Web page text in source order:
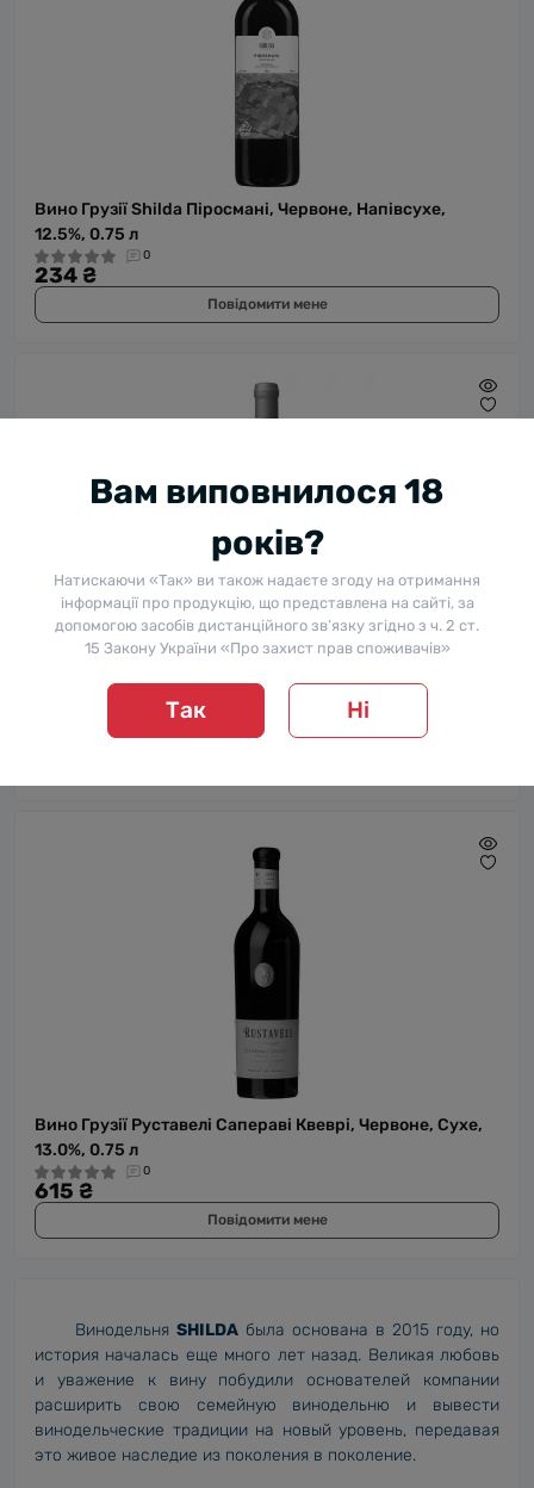
Вино Грузії Shilda Піросмані, Червоне, Напівсухе,
12.5%, 0.75 л
0
234 ₴
Повідомити мене
Вино Грузії Руставелі Сапераві Квеврі, Червоне, Сухе,
13.0%, 0.75 л
0
615 ₴
Повідомити мене
Винодельня SHILDA была основана в 2015 году, но
история началась еще много лет назад. Великая любовь
и уважение к вину побудили основателей компании
расширить свою семейную винодельню и вывести
винодельческие традиции на новый уровень, передавая
это живое наследие из поколения в поколение.
Вам виповнилося 18
років?
Натискаючи «Так» ви також надаєте згоду на отримання
інформації про продукцію, що представлена на сайті, за
допомогою засобів дистанційного зв’язку згідно з ч. 2 ст.
15 Закону України «Про захист прав споживачів»
Так Ні